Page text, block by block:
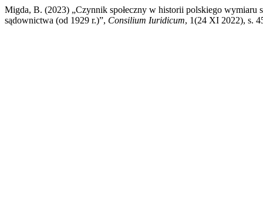
Migda, B. (2023) „Czynnik społeczny w historii polskiego wymiaru
sądownictwa (od 1929 r.)”, Consilium Iuridicum, 1(24 XI 2022), s.